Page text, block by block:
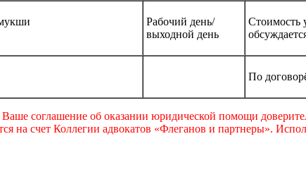
Рабочий день/
выходной день
Стоимость
По
соглашение об оказании юридической помощи
на счет Коллегии адвокатов «Флеганов и партнеры».